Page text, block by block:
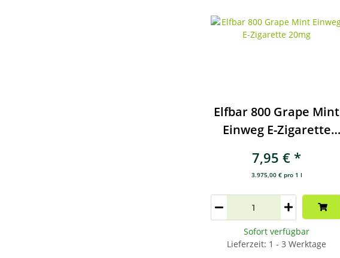
Elfbar 800 Grape Mint
Einweg E-Zigarette
7,95 € *
3.975,00 € pro 1 l
Sofort verfügbar
Lieferzeit: 1 - 3 Werktage